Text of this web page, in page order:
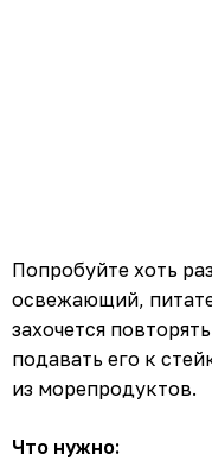
Попробуйте хоть
освежающий,
захочется
подавать его к
из морепродуктов.
Что нужно: